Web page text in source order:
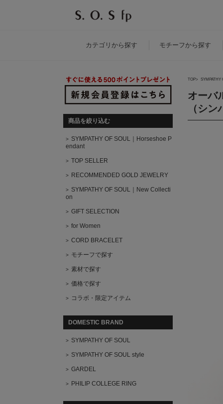
カテゴリ から探す モチーフ から探す
TOP SYMPATHY
オーバ
（シ
商品を絞り込む
SYMPATHY OF SOUL｜Horseshoe P
endant
TOP SELLER
RECOMMENDED GOLD JEWELRY
SYMPATHY OF SOUL｜New Collecti
on
GIFT SELECTION
for Women
CORD BRACELET
モチーフで探す
素材で探す
価格で探す
コラボ・限定アイテム
DOMESTIC BRAND
SYMPATHY OF SOUL
SYMPATHY OF SOUL style
GARDEL
PHILIP COLLEGE RING